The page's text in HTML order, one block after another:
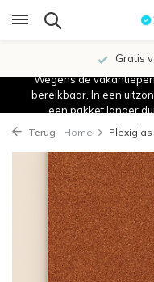
Gratis
Wegens de
bereikbaar. In een
een pakket langer
Terug Home Plexiglas